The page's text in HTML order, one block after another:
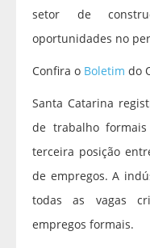
setor de
oportunidades no
Confira o Boletim do
Santa Catarina
de trabalho
terceira posição
de empregos. A
todas as vagas
empregos formais.